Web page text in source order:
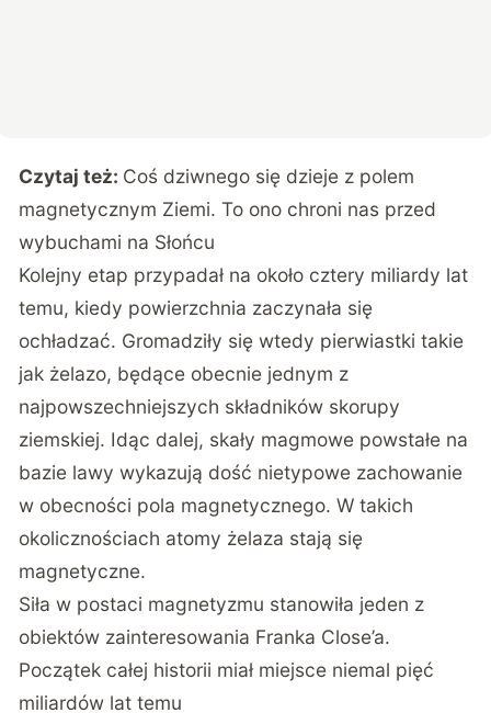
Czytaj też: Coś dziwnego się dzieje z polem
magnetycznym Ziemi. To ono chroni nas przed
wybuchami na Słońcu
Kolejny etap przypadał na około cztery miliardy lat
temu, kiedy powierzchnia zaczynała się
ochładzać. Gromadziły się wtedy pierwiastki takie
jak żelazo, będące obecnie jednym z
najpowszechniejszych składników skorupy
ziemskiej. Idąc dalej, skały magmowe powstałe na
bazie lawy wykazują dość nietypowe zachowanie
w obecności pola magnetycznego. W takich
okolicznościach atomy żelaza stają się
magnetyczne.
Siła w postaci magnetyzmu stanowiła jeden z
obiektów zainteresowania Franka Close’a.
Początek całej historii miał miejsce niemal pięć
miliardów lat temu